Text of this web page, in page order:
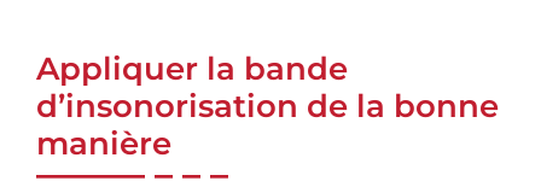
Appliquer la bande
d’insonorisation de la bonne
manière